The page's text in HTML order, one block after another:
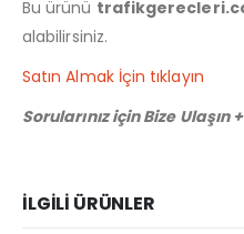
Bu ürünü
alabilirsiniz.
Satın Almak İçin tıklayın
Sorularınız için Bize Ulaşın
İLGILI ÜRÜNLER